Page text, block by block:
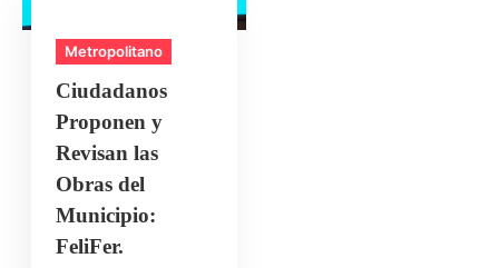
Metropolitano
Ciudadanos
Proponen y
Revisan las
Obras del
Municipio:
FeliFer.